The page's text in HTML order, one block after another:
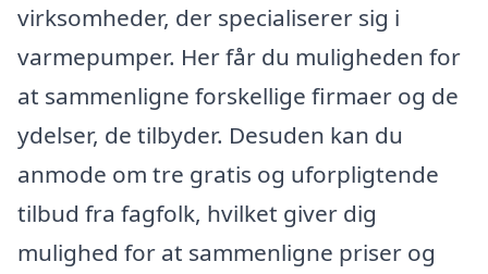
virksomheder, der specialiserer sig i
varmepumper. Her får du muligheden for
at sammenligne forskellige firmaer og de
ydelser, de tilbyder. Desuden kan du
anmode om tre gratis og uforpligtende
tilbud fra fagfolk, hvilket giver dig
mulighed for at sammenligne priser og